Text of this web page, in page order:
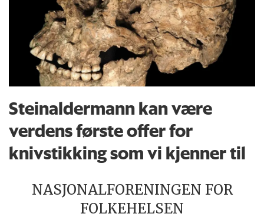
Steinaldermann kan være
verdens første offer for
knivstikking som vi kjenner til
NASJONALFORENINGEN FOR
FOLKEHELSEN